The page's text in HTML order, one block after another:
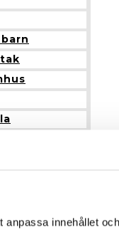
innehållet